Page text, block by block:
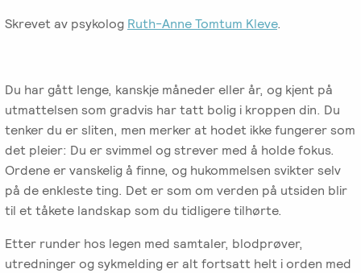
Arbeidsrettet
-
psykologer
og
leger
EFT
-
Videreutdanning
terapeuter
IPR
Jobb
ved
IPR
Videoer
om
følelser
Psyflix
Forskning
Veiledning
i
EFT
Arbeidsrettet
behandling
Om
Emosjonsfokusert
Terapi
(NIEFT)
medlem
NIEFT
Skrevet av psykolog Ruth-Anne Tomtum Kleve.
Du har gått lenge, kanskje måneder eller år, og kjent på
utmattelsen som gradvis har tatt bolig i kroppen din. Du
tenker du er sliten, men merker at hodet ikke fungerer som
det pleier: Du er svimmel og strever med å holde fokus.
Ordene er vanskelig å finne, og hukommelsen svikter selv
på de enkleste ting. Det er som om verden på utsiden blir
til et tåkete landskap som du tidligere tilhørte.
Etter runder hos legen med samtaler, blodprøver,
utredninger og sykmelding er alt fortsatt helt i orden med